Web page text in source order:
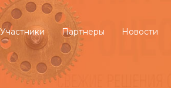
Участники Партнеры Новости